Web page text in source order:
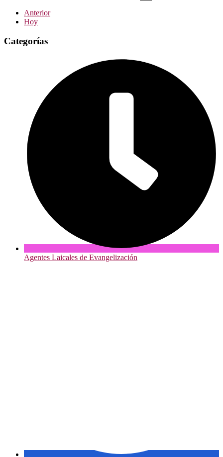
Anterior
Hoy
Categorías
Agentes Laicales de Evangelización